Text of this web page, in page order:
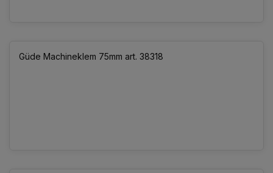
Güde Machineklem 75mm art. 38318